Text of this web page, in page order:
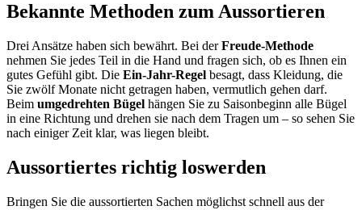
Bekannte Methoden zum Aussortieren
Drei Ansätze haben sich bewährt. Bei derFreude-Methode
nehmen Sie jedes Teil in die Hand und fragen sich, ob es Ihnen ein
gutes Gefühl gibt. Die Ein-Jahr-Regel besagt, dass Kleidung, die
Sie zwölf Monate nicht getragen haben, vermutlich gehen darf.
Beim umgedrehten Bügel hängen Sie zu Saisonbeginn alle Bügel
in eine Richtung und drehen sie nach dem Tragen um – so sehen Sie
nach einiger Zeit klar, was liegen bleibt.
Aussortiertes richtig loswerden
Bringen Sie die aussortierten Sachen möglichst schnell aus der